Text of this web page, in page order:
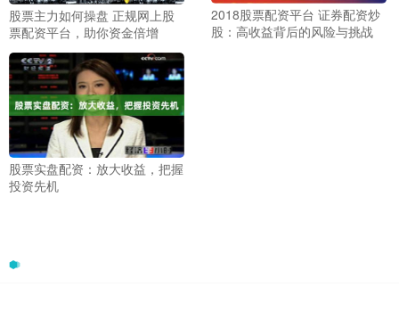
股票主力如何操盘 正规网上股
票配资平台，助你资金倍增
2018股票配资平台 证券配资炒
股：高收益背后的风险与挑战
股票实盘配资：放大收益，把握
投资先机